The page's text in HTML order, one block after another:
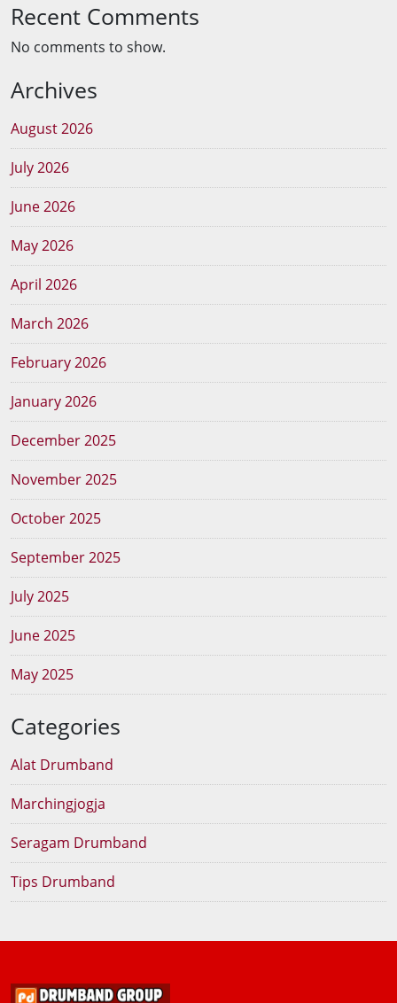
Recent Comments
No comments to show.
Archives
August 2026
July 2026
June 2026
May 2026
April 2026
March 2026
February 2026
January 2026
December 2025
November 2025
October 2025
September 2025
July 2025
June 2025
May 2025
Categories
Alat Drumband
Marchingjogja
Seragam Drumband
Tips Drumband